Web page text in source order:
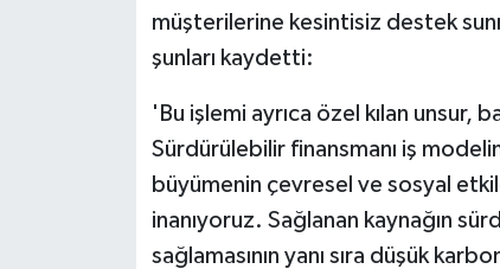
müşterilerine kesintisiz destek
şunları kaydetti:
'Bu işlemi ayrıca özel kılan unsur,
Sürdürülebilir finansmanı iş
büyümenin çevresel ve sosyal
inanıyoruz. Sağlanan kaynağın
sağlamasının yanı sıra düşük